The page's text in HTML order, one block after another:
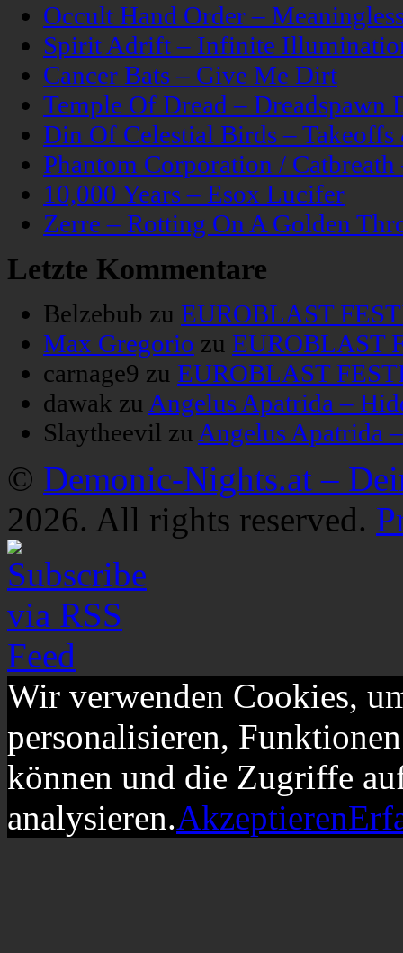
Occult Hand Order –
Spirit Adrift – Infinite
Cancer Bats – Give Me Dirt
Temple Of Dread – Dreadspawn
Din Of Celestial Birds –
Phantom Corporation /
10,000 Years – Esox Lucifer
Zerre – Rotting On A Golden
Letzte Kommentare
Belzebub zu EUROBLAST
Max Gregorio zu EUROBLAST
carnage9 zu EUROBLAST
dawak zu Angelus Apatrida –
Slaytheevil zu Angelus Apatrida
© Demonic-Nights.at –
2026. All rights reserved.
Wir verwenden Cookies,
personalisieren,
können und die Zugriffe
analysieren.Akzeptieren